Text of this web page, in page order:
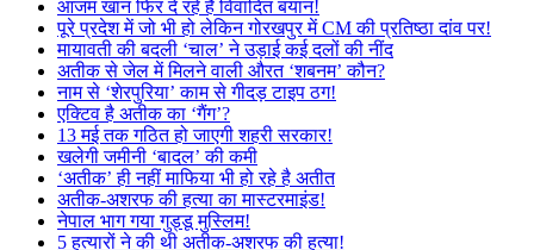
आजम खान फिर दे रहे हैं विवादित बयान!
पूरे प्रदेश में जो भी हो लेकिन गोरखपुर में CM की प्रतिष्ठा दांव पर!
मायावती की बदली ‘चाल’ ने उड़ाई कई दलों की नींद
अतीक से जेल में मिलने वाली औरत ‘शबनम’ कौन?
नाम से ‘शेरपुरिया’ काम से गीदड़ टाइप ठग!
एक्टिव है अतीक का ‘गैंग’?
13 मई तक गठित हो जाएगी शहरी सरकार!
खलेगी जमीनी ‘बादल’ की कमी
‘अतीक’ ही नहीं माफिया भी हो रहे है अतीत
अतीक-अशरफ की हत्या का मास्टरमाइंड!
नेपाल भाग गया गुड्डू मुस्लिम!
5 हत्यारों ने की थी अतीक-अशरफ की हत्या!